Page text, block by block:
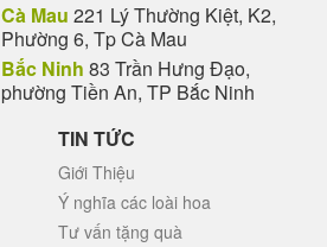
Cà Mau 221 Lý Thường Kiệt, K2,
Phường 6, Tp Cà Mau
Bắc Ninh 83 Trần Hưng Đạo,
phường Tiền An, TP Bắc Ninh
TIN TỨC
Giới Thiệu
Ý nghĩa các loài hoa
Tư vấn tặng quà